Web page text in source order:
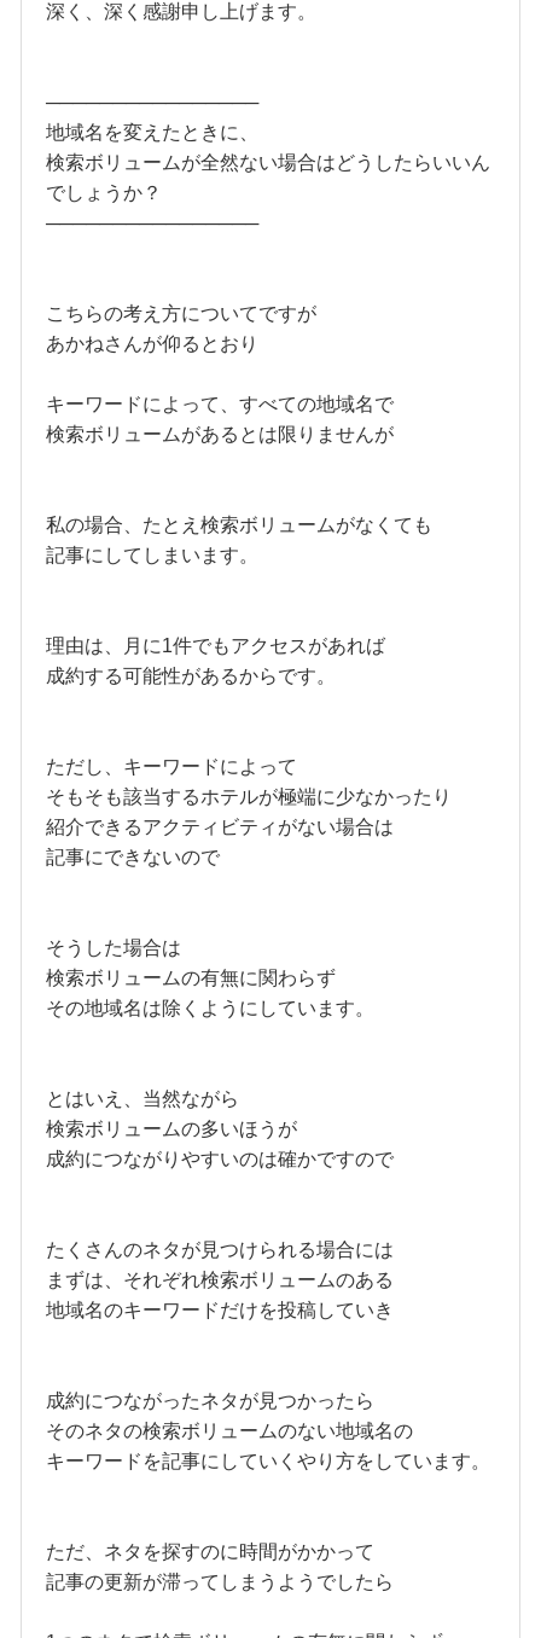
深く、深く感謝申し上げます。
────────────────
地域名を変えたときに、
検索ボリュームが全然ない場合はどうしたらいいん
でしょうか？
────────────────
こちらの考え方についてですが
あかねさんが仰るとおり
キーワードによって、すべての地域名で
検索ボリュームがあるとは限りませんが
私の場合、たとえ検索ボリュームがなくても
記事にしてしまいます。
理由は、月に1件でもアクセスがあれば
成約する可能性があるからです。
ただし、キーワードによって
そもそも該当するホテルが極端に少なかったり
紹介できるアクティビティがない場合は
記事にできないので
そうした場合は
検索ボリュームの有無に関わらず
その地域名は除くようにしています。
とはいえ、当然ながら
検索ボリュームの多いほうが
成約につながりやすいのは確かですので
たくさんのネタが見つけられる場合には
まずは、それぞれ検索ボリュームのある
地域名のキーワードだけを投稿していき
成約につながったネタが見つかったら
そのネタの検索ボリュームのない地域名の
キーワードを記事にしていくやり方をしています。
ただ、ネタを探すのに時間がかかって
記事の更新が滞ってしまうようでしたら